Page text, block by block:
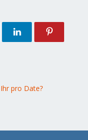
pro Date?